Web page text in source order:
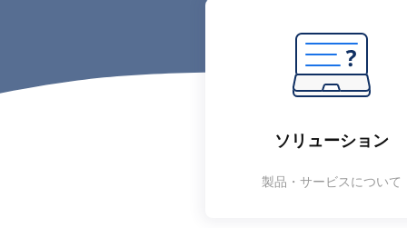
ソリューション
製品・サービスについて